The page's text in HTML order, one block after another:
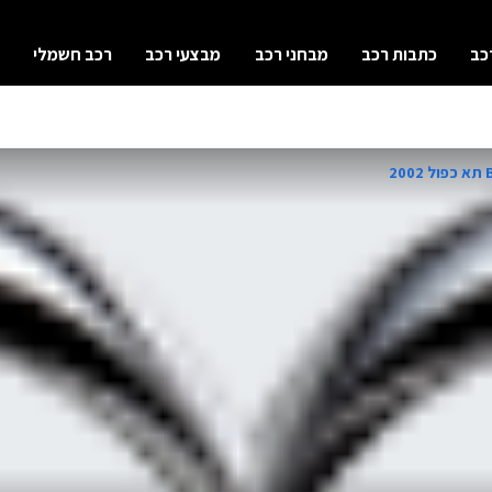
כתבות רכב מבחני רכב מבצעי רכב רכב חשמלי